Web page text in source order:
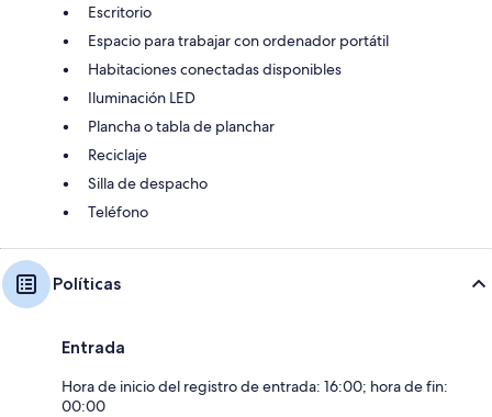
Escritorio
Espacio para trabajar con ordenador portátil
Habitaciones conectadas disponibles
Iluminación LED
Plancha o tabla de planchar
Reciclaje
Silla de despacho
Teléfono
Políticas
Entrada
Hora de inicio del registro de entrada: 16:00; hora de fin:
00:00